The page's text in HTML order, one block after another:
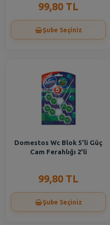
99,80 TL
Şube Seçiniz
Domestos Wc Blok 5'li Güç
Cam Ferahlığı 2'li
99,80 TL
Şube Seçiniz